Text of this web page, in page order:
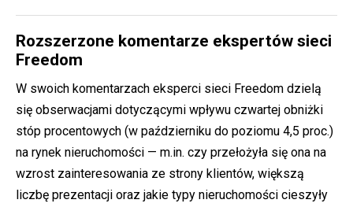
Rozszerzone komentarze ekspertów sieci
Freedom
W swoich komentarzach eksperci sieci Freedom dzielą
się obserwacjami dotyczącymi wpływu czwartej obniżki
stóp procentowych (w październiku do poziomu 4,5 proc.)
na rynek nieruchomości — m.in. czy przełożyła się ona na
wzrost zainteresowania ze strony klientów, większą
liczbę prezentacji oraz jakie typy nieruchomości cieszyły